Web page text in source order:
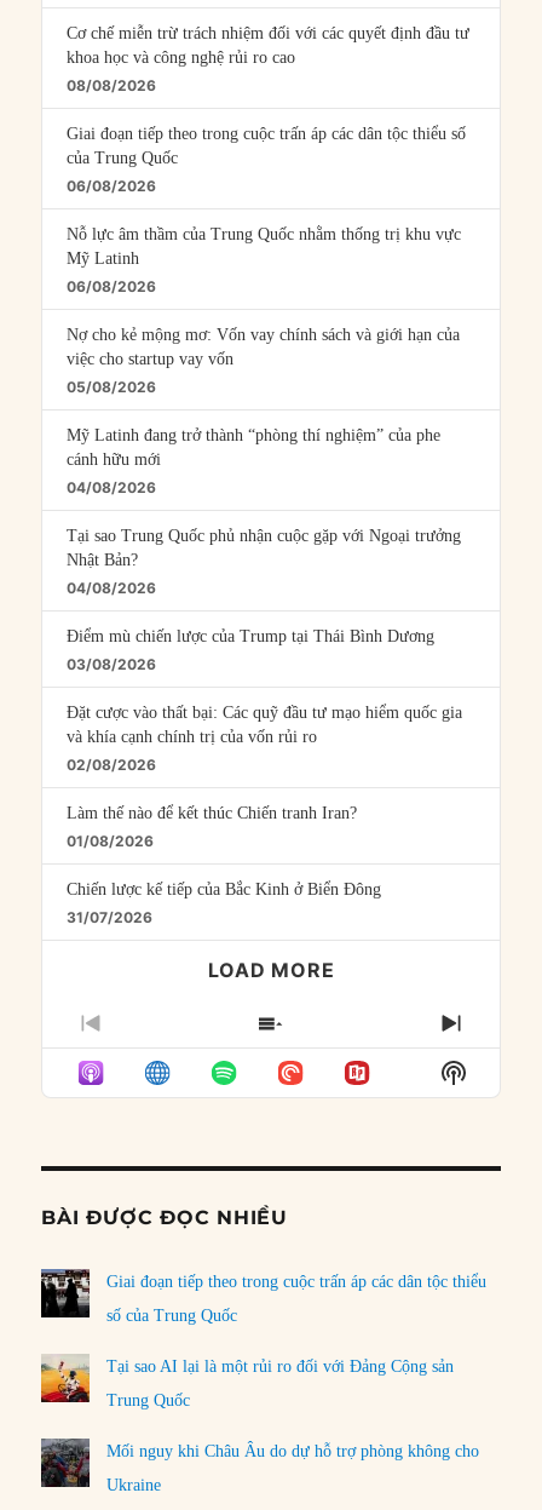
Cơ chế miễn trừ trách nhiệm đối với các quyết định đầu tư
khoa học và công nghệ rủi ro cao
08/08/2026
Giai đoạn tiếp theo trong cuộc trấn áp các dân tộc thiểu số
của Trung Quốc
06/08/2026
Nỗ lực âm thầm của Trung Quốc nhằm thống trị khu vực
Mỹ Latinh
06/08/2026
Nợ cho kẻ mộng mơ: Vốn vay chính sách và giới hạn của
việc cho startup vay vốn
05/08/2026
Mỹ Latinh đang trở thành “phòng thí nghiệm” của phe
cánh hữu mới
04/08/2026
Tại sao Trung Quốc phủ nhận cuộc gặp với Ngoại trưởng
Nhật Bản?
04/08/2026
Điểm mù chiến lược của Trump tại Thái Bình Dương
03/08/2026
Đặt cược vào thất bại: Các quỹ đầu tư mạo hiểm quốc gia
và khía cạnh chính trị của vốn rủi ro
02/08/2026
Làm thế nào để kết thúc Chiến tranh Iran?
01/08/2026
Chiến lược kế tiếp của Bắc Kinh ở Biển Đông
31/07/2026
LOAD MORE
PREVIOUS
EPISODE
SHOW
EPISODES
LIST
NEXT
Show
Podcast
BÀI ĐƯỢC ĐỌC NHIỀU
Giai đoạn tiếp theo trong cuộc trấn áp các dân tộc thiểu
số của Trung Quốc
Tại sao AI lại là một rủi ro đối với Đảng Cộng sản
Trung Quốc
Mối nguy khi Châu Âu do dự hỗ trợ phòng không cho
Ukraine